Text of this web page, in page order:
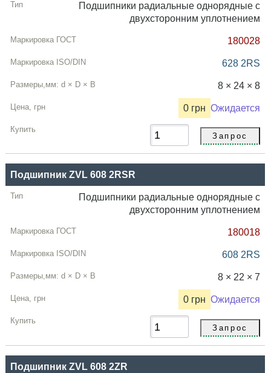
Подшипники радиальные однорядные с
двухсторонним уплотнением
180028
628 2RS
8 × 24 × 8
0 грн Ожидается
Подшипник ZVL 608 2RSR
Подшипники радиальные однорядные с
двухсторонним уплотнением
180018
608 2RS
8 × 22 × 7
0 грн Ожидается
Подшипник ZVL 608 2ZR